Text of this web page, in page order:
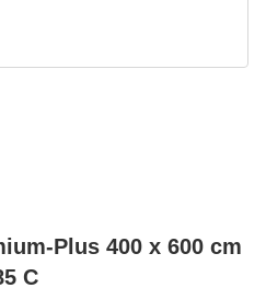
Plus 400 x 600 cm
C